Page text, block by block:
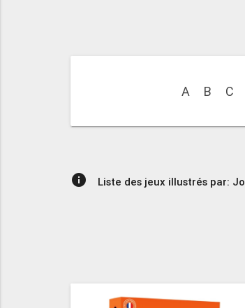
A B C
info Liste des jeux illustrés par: Jo